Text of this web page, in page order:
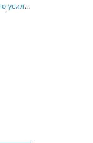
Демонтаж и монтаж насоса гидравлического усилителя рулевого привода